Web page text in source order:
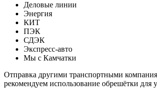
Деловые линии
Энергия
КИТ
ПЭК
СДЭК
Экспресс-авто
Мы с Камчатки
Отправка другими транспортными
рекомендуем использование обрешётки для